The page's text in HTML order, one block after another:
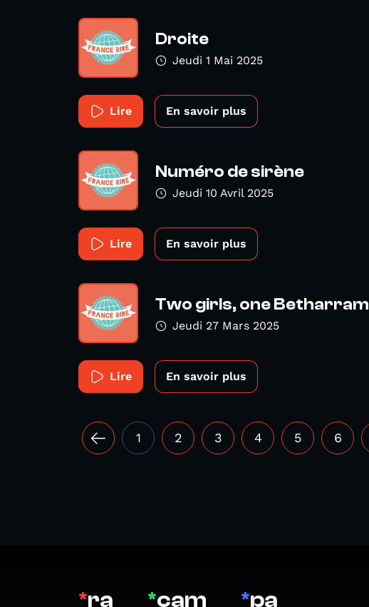
Droite
Jeudi 1 Mai 2025
Lire En savoir plus
Numéro de sirène
Jeudi 10 Avril 2025
Lire En savoir plus
Two girls, one Betharram
Jeudi 27 Mars 2025
Lire En savoir plus
1 2 3 4 5 6
*ra *cam *pa